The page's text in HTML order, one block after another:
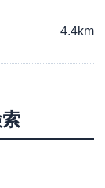
4.4km